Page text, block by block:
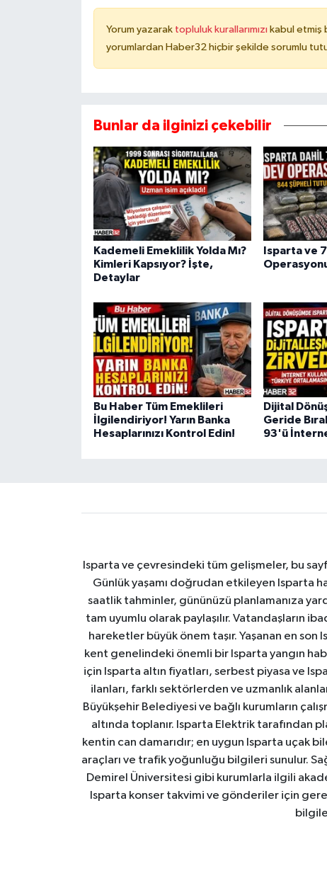
Yorum yazarak topluluk kurallarımızı kabul etmiş
yorumlardan Haber32 hiçbir şekilde sorumlu
Bunlar da ilginizi çekebilir
Kademeli Emeklilik Yolda Mı?
Kimleri Kapsıyor? İşte,
Detaylar
Isparta ve
Bu Haber Tüm Emeklileri
İlgilendiriyor! Yarın Banka
Hesaplarınızı Kontrol Edin!
Dijital
Geride
93'ü
Isparta ve çevresindeki tüm gelişmeler, bu
Günlük yaşamı doğrudan etkileyen Isparta
saatlik tahminler, gününüzü planlamanıza
tam uyumlu olarak paylaşılır. Vatandaşların
hareketler büyük önem taşır. Yaşanan en son
kent genelindeki önemli bir Isparta yangın
için Isparta altın fiyatları, serbest piyasa ve
ilanları, farklı sektörlerden ve uzmanlık
Büyükşehir Belediyesi ve bağlı kurumların
altında toplanır. Isparta Elektrik tarafından
kentin can damarıdır; en uygun Isparta uçak
araçları ve trafik yoğunluğu bilgileri sunulur.
Demirel Üniversitesi gibi kurumlarla ilgili
Isparta konser takvimi ve gönderiler için